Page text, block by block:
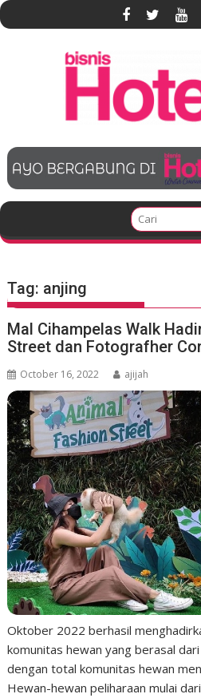
S
k
e
t
Tag: anjing
Mal Cihampelas Walk
Street dan Fotografher
October 16, 2022 ajijah
Oktober 2022 berhasil
komunitas hewan yang berasal
dengan total komunitas hewan
Hewan-hewan peliharaan mulai